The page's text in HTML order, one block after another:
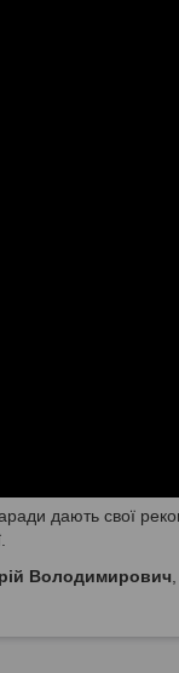
дають свої
Володимирович